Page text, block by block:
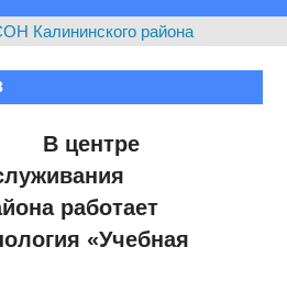
В центре
работает
«Учебная